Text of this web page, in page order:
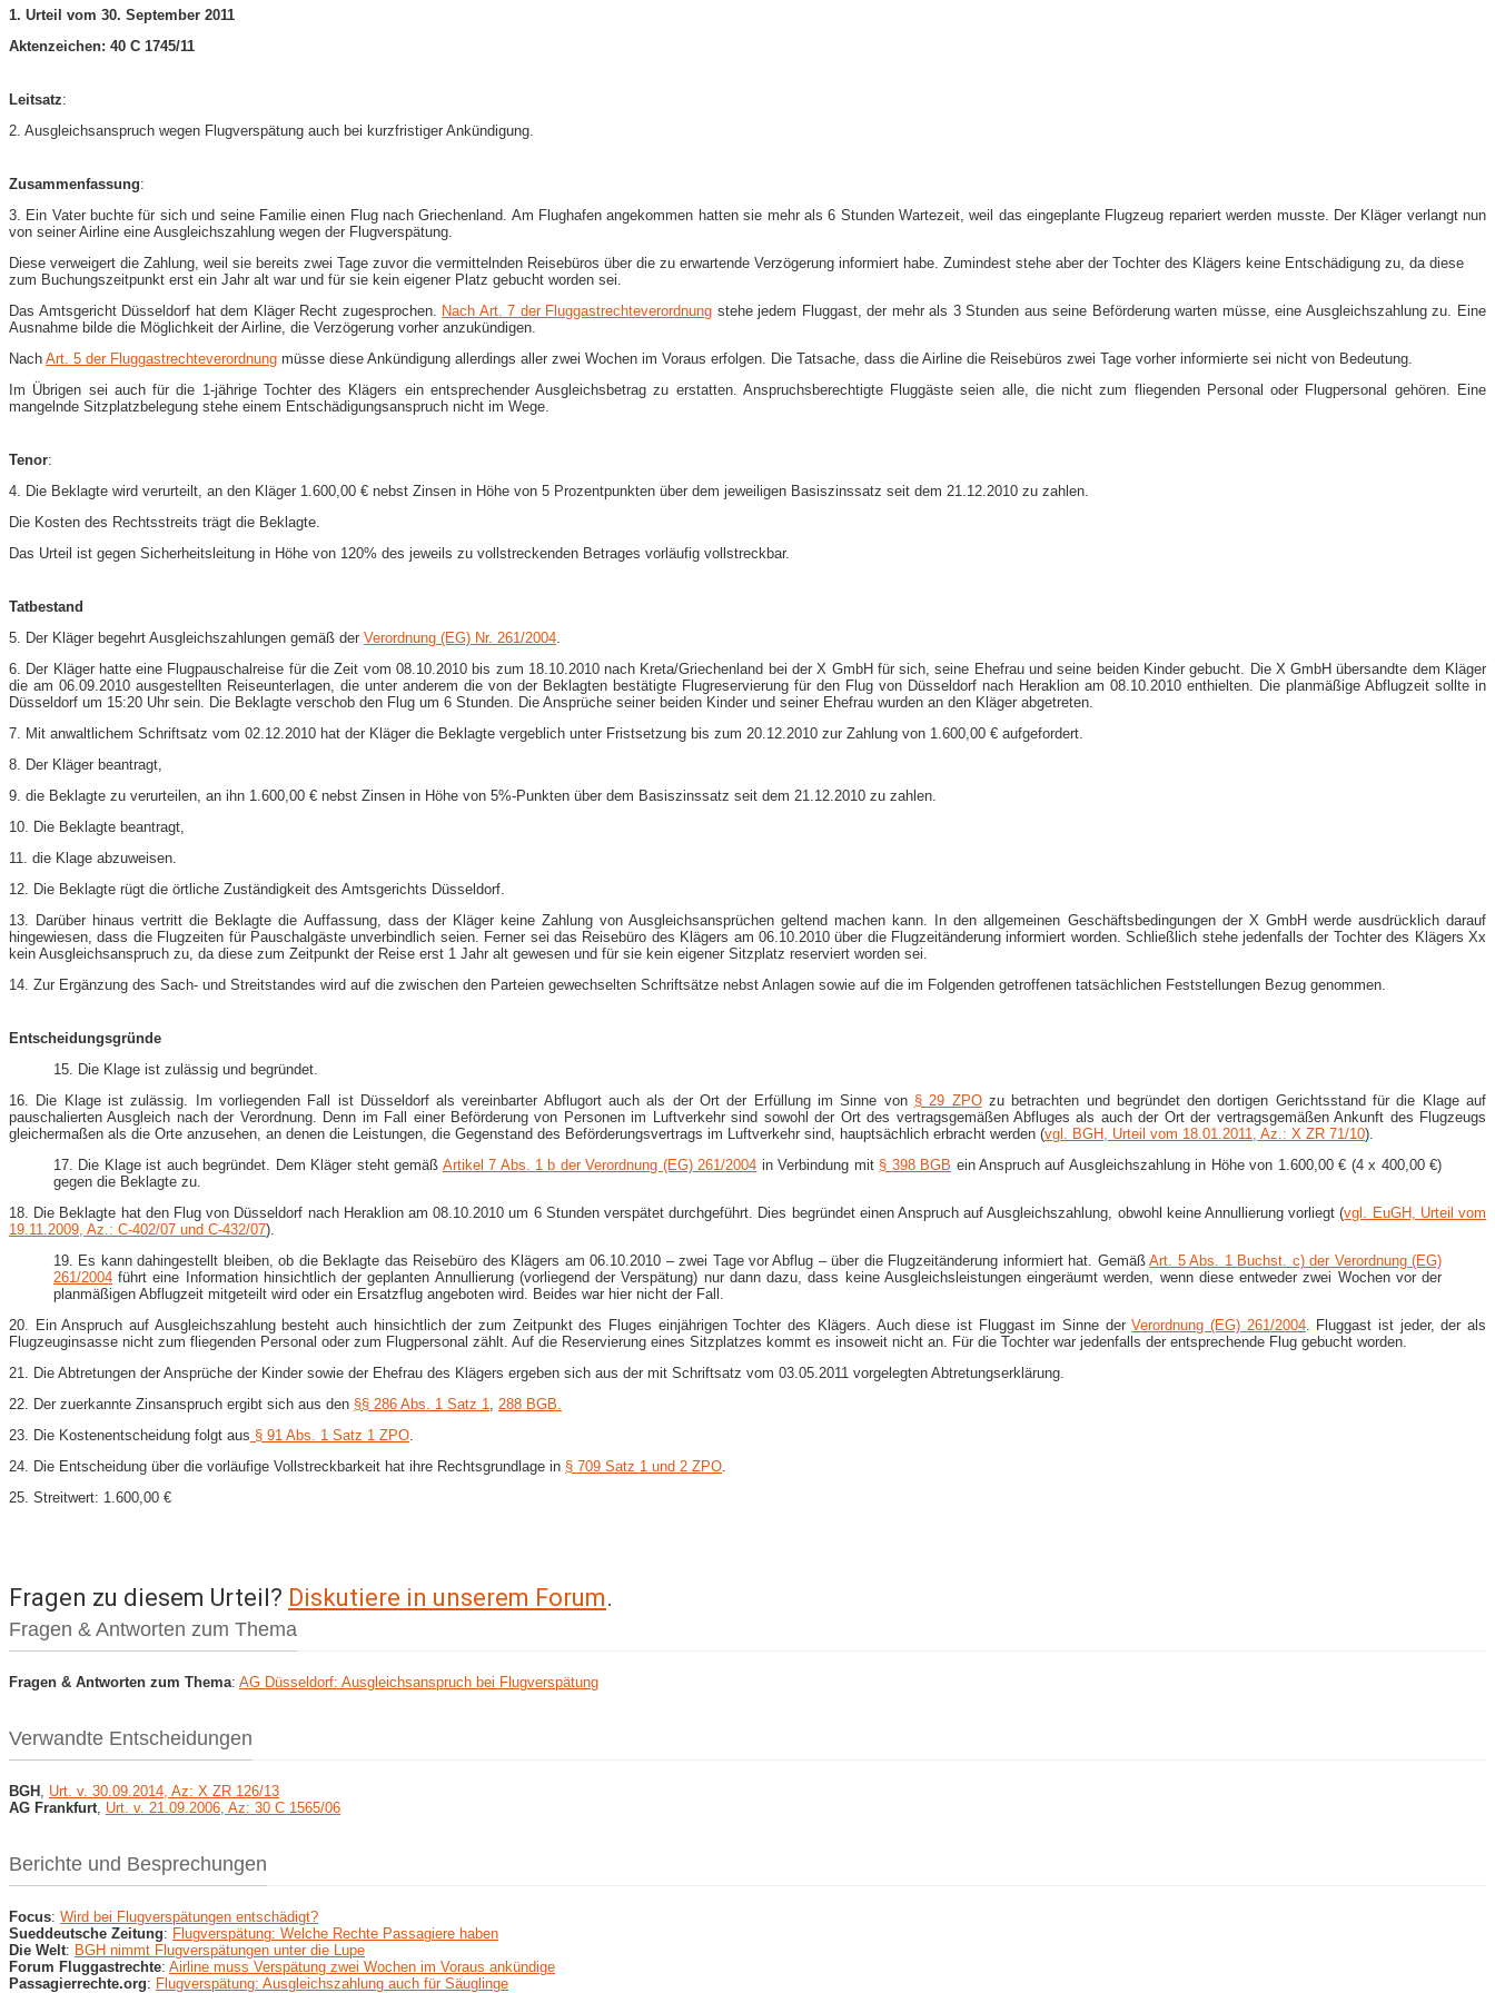
1. Urteil vom 30. September 2011
Aktenzeichen: 40 C 1745/11
Leitsatz:
2. Ausgleichsanspruch wegen Flugverspätung auch bei kurzfristiger Ankündigung.
Zusammenfassung:
3. Ein Vater buchte für sich und seine Familie einen Flug nach Griechenland. Am Flughafen angekommen hatten sie mehr als 6 Stunden Wartezeit, weil das eingeplante Flugzeug repariert werden musste. Der Kläger verlangt nun
von seiner Airline eine Ausgleichszahlung wegen der Flugverspätung.
Diese verweigert die Zahlung, weil sie bereits zwei Tage zuvor die vermittelnden Reisebüros über die zu erwartende Verzögerung informiert habe. Zumindest stehe aber der Tochter des Klägers keine Entschädigung zu, da diese
zum Buchungszeitpunkt erst ein Jahr alt war und für sie kein eigener Platz gebucht worden sei.
Das Amtsgericht Düsseldorf hat dem Kläger Recht zugesprochen. Nach Art. 7 der Fluggastrechteverordnung stehe jedem Fluggast, der mehr als 3 Stunden aus seine Beförderung warten müsse, eine Ausgleichszahlung zu. Eine
Ausnahme bilde die Möglichkeit der Airline, die Verzögerung vorher anzukündigen.
Nach Art. 5 der Fluggastrechteverordnung müsse diese Ankündigung allerdings aller zwei Wochen im Voraus erfolgen. Die Tatsache, dass die Airline die Reisebüros zwei Tage vorher informierte sei nicht von Bedeutung.
Im Übrigen sei auch für die 1-jährige Tochter des Klägers ein entsprechender Ausgleichsbetrag zu erstatten. Anspruchsberechtigte Fluggäste seien alle, die nicht zum fliegenden Personal oder Flugpersonal gehören. Eine
mangelnde Sitzplatzbelegung stehe einem Entschädigungsanspruch nicht im Wege.
Tenor:
4. Die Beklagte wird verurteilt, an den Kläger 1.600,00 € nebst Zinsen in Höhe von 5 Prozentpunkten über dem jeweiligen Basiszinssatz seit dem 21.12.2010 zu zahlen.
Die Kosten des Rechtsstreits trägt die Beklagte.
Das Urteil ist gegen Sicherheitsleitung in Höhe von 120% des jeweils zu vollstreckenden Betrages vorläufig vollstreckbar.
Tatbestand
5. Der Kläger begehrt Ausgleichszahlungen gemäß der Verordnung (EG) Nr. 261/2004
6. Der Kläger hatte eine Flugpauschalreise für die Zeit vom 08.10.2010 bis zum 18.10.2010 nach Kreta/Griechenland bei der X GmbH für sich, seine Ehefrau und seine beiden Kinder gebucht. Die X GmbH übersandte dem Kläger
die am 06.09.2010 ausgestellten Reiseunterlagen, die unter anderem die von der Beklagten bestätigte Flugreservierung für den Flug von Düsseldorf nach Heraklion am 08.10.2010 enthielten. Die planmäßige Abflugzeit sollte in
Düsseldorf um 15:20 Uhr sein. Die Beklagte verschob den Flug um 6 Stunden. Die Ansprüche seiner beiden Kinder und seiner Ehefrau wurden an den Kläger abgetreten.
7. Mit anwaltlichem Schriftsatz vom 02.12.2010 hat der Kläger die Beklagte vergeblich unter Fristsetzung bis zum 20.12.2010 zur Zahlung von 1.600,00 € aufgefordert.
8. Der Kläger beantragt,
9. die Beklagte zu verurteilen, an ihn 1.600,00 € nebst Zinsen in Höhe von 5%-Punkten über dem Basiszinssatz seit dem 21.12.2010 zu zahlen.
10. Die Beklagte beantragt,
11. die Klage abzuweisen.
12. Die Beklagte rügt die örtliche Zuständigkeit des Amtsgerichts Düsseldorf.
13. Darüber hinaus vertritt die Beklagte die Auffassung, dass der Kläger keine Zahlung von Ausgleichsansprüchen geltend machen kann. In den allgemeinen Geschäftsbedingungen der X GmbH werde ausdrücklich darauf
hingewiesen, dass die Flugzeiten für Pauschalgäste unverbindlich seien. Ferner sei das Reisebüro des Klägers am 06.10.2010 über die Flugzeitänderung informiert worden. Schließlich stehe jedenfalls der Tochter des Klägers Xx
kein Ausgleichsanspruch zu, da diese zum Zeitpunkt der Reise erst 1 Jahr alt gewesen und für sie kein eigener Sitzplatz reserviert worden sei.
14. Zur Ergänzung des Sach- und Streitstandes wird auf die zwischen den Parteien gewechselten Schriftsätze nebst Anlagen sowie auf die im Folgenden getroffenen tatsächlichen Feststellungen Bezug genommen.
Entscheidungsgründe
15. Die Klage ist zulässig und begründet.
16. Die Klage ist zulässig. Im vorliegenden Fall ist Düsseldorf als vereinbarter Abflugort auch als der Ort der Erfüllung im Sinne von § 29 ZPOzu betrachten und begründet den dortigen Gerichtsstand für die Klage auf
pauschalierten Ausgleich nach der Verordnung. Denn im Fall einer Beförderung von Personen im Luftverkehr sind sowohl der Ort des vertragsgemäßen Abfluges als auch der Ort der vertragsgemäßen Ankunft des Flugzeugs
gleichermaßen als die Orte anzusehen, an denen die Leistungen, die Gegenstand des Beförderungsvertrags im Luftverkehr sind, hauptsächlich erbracht werden (vgl. BGH, Urteil vom 18.01.2011, Az.: X ZR 71/10).
17. Die Klage ist auch begründet. Dem Kläger steht gemäß Artikel 7 Abs. 1 b der Verordnung (EG) 261/2004 in Verbindung mit § 398 BGB ein Anspruch auf Ausgleichszahlung in Höhe von 1.600,00 € (4 x 400,00 €)
gegen die Beklagte zu.
18. Die Beklagte hat den Flug von Düsseldorf nach Heraklion am 08.10.2010 um 6 Stunden verspätet durchgeführt. Dies begründet einen Anspruch auf Ausgleichszahlung, obwohl keine Annullierung vorliegt (vgl. EuGH, Urteil vom
19.11.2009, Az.: C-402/07 und C-432/07).
19. Es kann dahingestellt bleiben, ob die Beklagte das Reisebüro des Klägers am 06.10.2010 – zwei Tage vor Abflug – über die Flugzeitänderung informiert hat. GemäßArt. 5 Abs. 1 Buchst. c) der Verordnung (EG)
261/2004 führt eine Information hinsichtlich der geplanten Annullierung (vorliegend der Verspätung) nur dann dazu, dass keine Ausgleichsleistungen eingeräumt werden, wenn diese entweder zwei Wochen vor der
planmäßigen Abflugzeit mitgeteilt wird oder ein Ersatzflug angeboten wird. Beides war hier nicht der Fall.
20. Ein Anspruch auf Ausgleichszahlung besteht auch hinsichtlich der zum Zeitpunkt des Fluges einjährigen Tochter des Klägers. Auch diese ist Fluggast im Sinne derVerordnung (EG) 261/2004. Fluggast ist jeder, der als
Flugzeuginsasse nicht zum fliegenden Personal oder zum Flugpersonal zählt. Auf die Reservierung eines Sitzplatzes kommt es insoweit nicht an. Für die Tochter war jedenfalls der entsprechende Flug gebucht worden.
21. Die Abtretungen der Ansprüche der Kinder sowie der Ehefrau des Klägers ergeben sich aus der mit Schriftsatz vom 03.05.2011 vorgelegten Abtretungserklärung.
22. Der zuerkannte Zinsanspruch ergibt sich aus den §§ 286 Abs. 1 Satz 1
288 BGB.
23. Die Kostenentscheidung folgt aus § 91 Abs. 1 Satz 1 ZPO
24. Die Entscheidung über die vorläufige Vollstreckbarkeit hat ihre Rechtsgrundlage in § 709 Satz 1 und 2 ZPO
25. Streitwert: 1.600,00 €
Fragen zu diesem Urteil? Diskutiere in unserem Forum.
Fragen & Antworten zum Thema
Fragen & Antworten zum Thema: AG Düsseldorf: Ausgleichsanspruch bei Flugverspätung
Verwandte Entscheidungen
BGH Urt. v. 30.09.2014, Az: X ZR 126/13
AG Frankfurt Urt. v. 21.09.2006, Az: 30 C 1565/06
Berichte und Besprechungen
Focus: Wird bei Flugverspätungen entschädigt?
Sueddeutsche Zeitung: Flugverspätung: Welche Rechte Passagiere haben
Die Welt: BGH nimmt Flugverspätungen unter die Lupe
Forum Fluggastrechte: Airline muss Verspätung zwei Wochen im Voraus ankündige
Passagierrechte.org: Flugverspätung: Ausgleichszahlung auch für Säuglinge